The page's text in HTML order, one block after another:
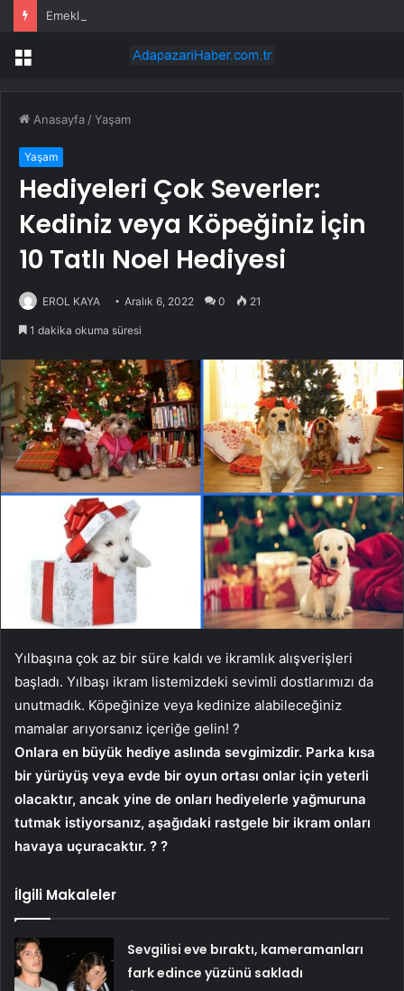
Emekliler İzmir’de haklarını haykırdı
Menü
Anasayfa /Yaşam
Yaşam
Hediyeleri Çok Severler:
Kediniz veya Köpeğiniz İçin
10 Tatlı Noel Hediyesi
EROL KAYA Aralık 6, 2022 0 21
1 dakika okuma süresi
Yılbaşına çok az bir süre kaldı ve ikramlık alışverişleri
başladı. Yılbaşı ikram listemizdeki sevimli dostlarımızı da
unutmadık. Köpeğinize veya kedinize alabileceğiniz
mamalar arıyorsanız içeriğe gelin! ?
Onlara en büyük hediye aslında sevgimizdir. Parka kısa
bir yürüyüş veya evde bir oyun ortası onlar için yeterli
olacaktır, ancak yine de onları hediyelerle yağmuruna
tutmak istiyorsanız, aşağıdaki rastgele bir ikram onları
havaya uçuracaktır. ? ?
İlgili Makaleler
Sevgilisi eve bıraktı, kameramanları
fark edince yüzünü sakladı